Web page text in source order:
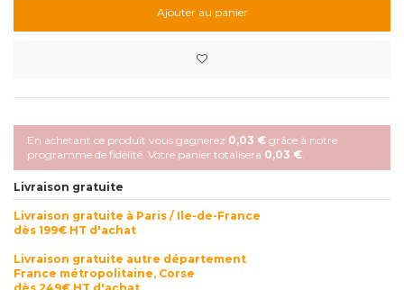
Ajouter au panier
En achetant ce produit vous gagnerez 0,03 € grâce à notre
programme de fidélité. Votre panier totalisera 0,03 €.
Livraison gratuite
Livraison gratuite à Paris / Ile-de-France
dès 199€ HT d'achat
Livraison gratuite autre département
France métropolitaine, Corse